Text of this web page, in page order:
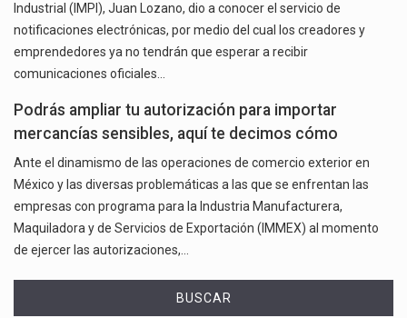
Industrial (IMPI), Juan Lozano, dio a conocer el servicio de
notificaciones electrónicas, por medio del cual los creadores y
emprendedores ya no tendrán que esperar a recibir
comunicaciones oficiales…
Podrás ampliar tu autorización para importar
mercancías sensibles, aquí te decimos cómo
Ante el dinamismo de las operaciones de comercio exterior en
México y las diversas problemáticas a las que se enfrentan las
empresas con programa para la Industria Manufacturera,
Maquiladora y de Servicios de Exportación (IMMEX) al momento
de ejercer las autorizaciones,…
BUSCAR